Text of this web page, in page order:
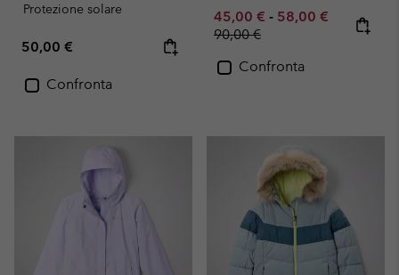
Protezione solare
Regular price:
50,00 €
Confronta
Minimum sale price:
45,00 € - Maximum sale
58,00 € Regular
90,00 €
Confronta